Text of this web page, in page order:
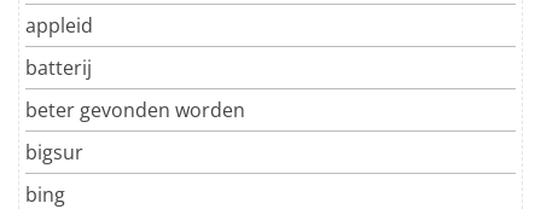
appleid
batterij
beter gevonden worden
bigsur
bing